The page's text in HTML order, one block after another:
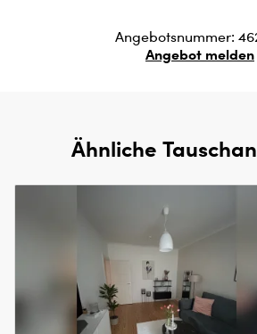
Angebotsnummer:
Angebot melden
Ähnliche